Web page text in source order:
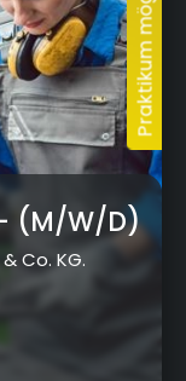
(M/W/D)
Co. KG.